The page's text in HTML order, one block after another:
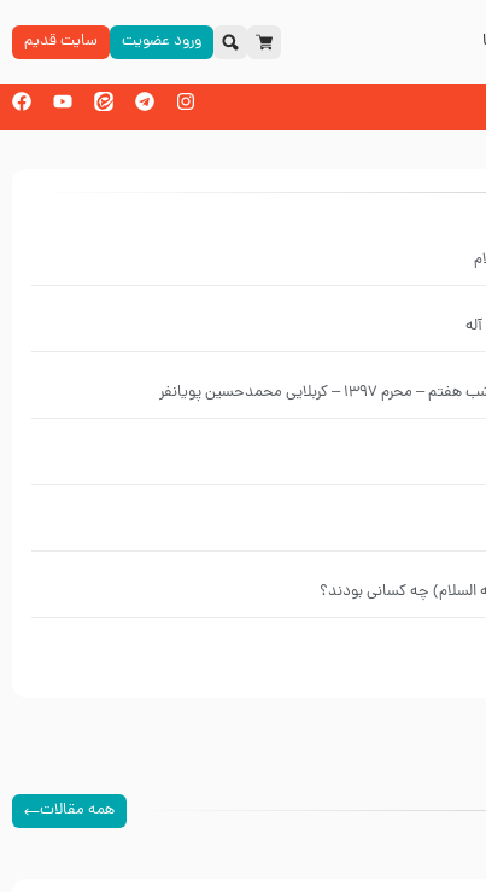
ورود عضویت سایت قدیم
محمدحسین پویانفر
السلام) چه کسانی بودند؟
همه مقالات